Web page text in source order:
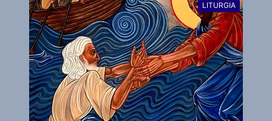
LITURGIA